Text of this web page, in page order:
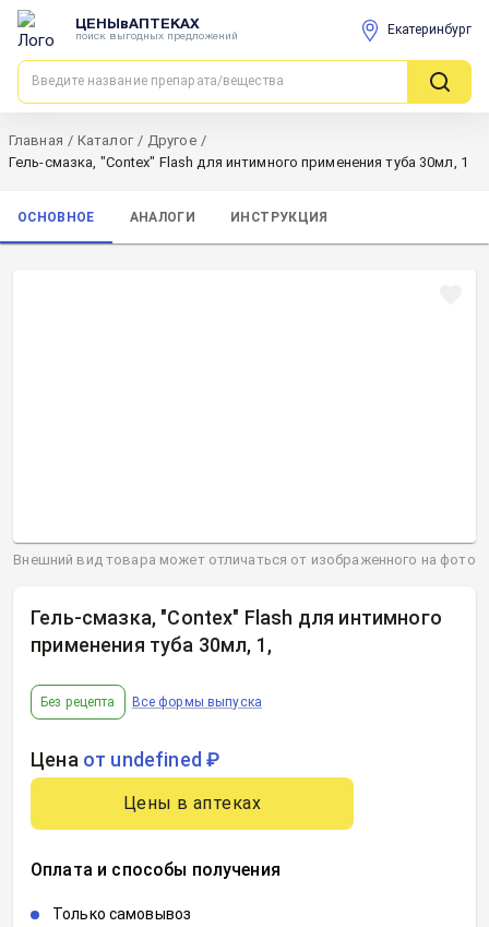
ЦЕНЫвАПТЕКАХ
поиск выгодных предложений Екатеринбург
Главная / Каталог / Другое /
Гель-смазка, "Contex" Flash для интимного применения туба 30мл, 1
ОСНОВНОЕ АНАЛОГИ ИНСТРУКЦИЯ
Гель-смазка, "Contex" Flash для интимного
применения туба 30мл, 1 ,
Без рецепта Все формы выпуска
Цена от undefined ₽
Цены в аптеках
Оплата и способы получения
Только самовывоз
Внешний вид товара может отличаться от изображенного на фото